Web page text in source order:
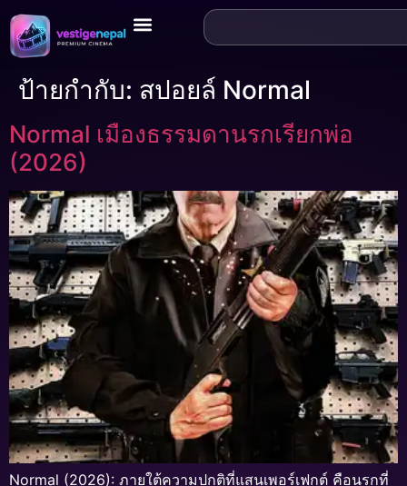
ป้ายกำกับ: สปอยล์ Normal
Normal เมืองธรรมดานรกเรียกพ่อ
(2026)
Normal (2026): ภายใต้ความปกติที่แสนเพอร์เฟกต์ คือนรกที่